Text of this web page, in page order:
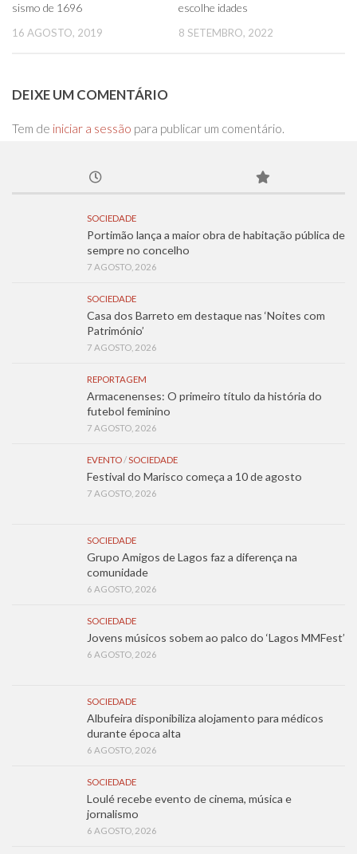
sismo de 1696
16 AGOSTO, 2019
escolhe idades
8 SETEMBRO, 2022
DEIXE UM COMENTÁRIO
Tem de iniciar a sessão para publicar um comentário.
SOCIEDADE
Portimão lança a maior obra de habitação pública de
sempre no concelho
7 AGOSTO, 2026
SOCIEDADE
Casa dos Barreto em destaque nas ‘Noites com
Património’
7 AGOSTO, 2026
REPORTAGEM
Armacenenses: O primeiro título da história do
futebol feminino
7 AGOSTO, 2026
EVENTO/SOCIEDADE
Festival do Marisco começa a 10 de agosto
7 AGOSTO, 2026
SOCIEDADE
Grupo Amigos de Lagos faz a diferença na
comunidade
6 AGOSTO, 2026
SOCIEDADE
Jovens músicos sobem ao palco do ‘Lagos MMFest’
6 AGOSTO, 2026
SOCIEDADE
Albufeira disponibiliza alojamento para médicos
durante época alta
6 AGOSTO, 2026
SOCIEDADE
Loulé recebe evento de cinema, música e
jornalismo
6 AGOSTO, 2026